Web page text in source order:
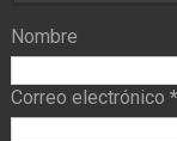
Nombre
Correo electrónico *